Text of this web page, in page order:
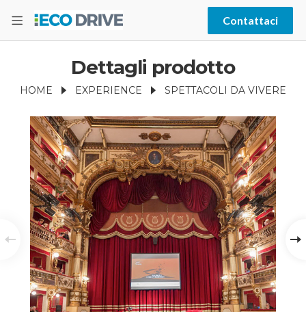
Contattaci
Dettagli prodotto
HOME EXPERIENCE SPETTACOLI DA VIVERE